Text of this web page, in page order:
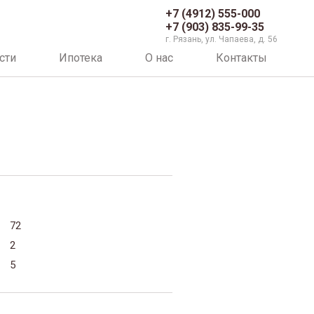
+7 (4912) 555-000
+7 (903) 835-99-35
г. Рязань, ул. Чапаева, д. 56
Ипотека О нас Контакты
72
2
5